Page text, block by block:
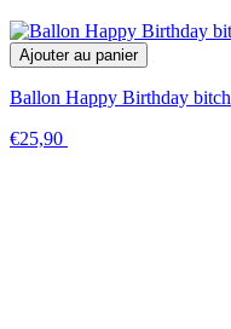
Ajouter au panier
Ballon Happy Birthday bitch
€25,90